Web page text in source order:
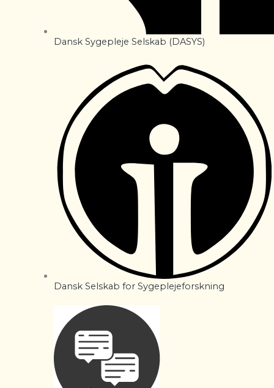
Dansk Sygepleje Selskab (DASYS)
Dansk Selskab for Sygeplejeforskning